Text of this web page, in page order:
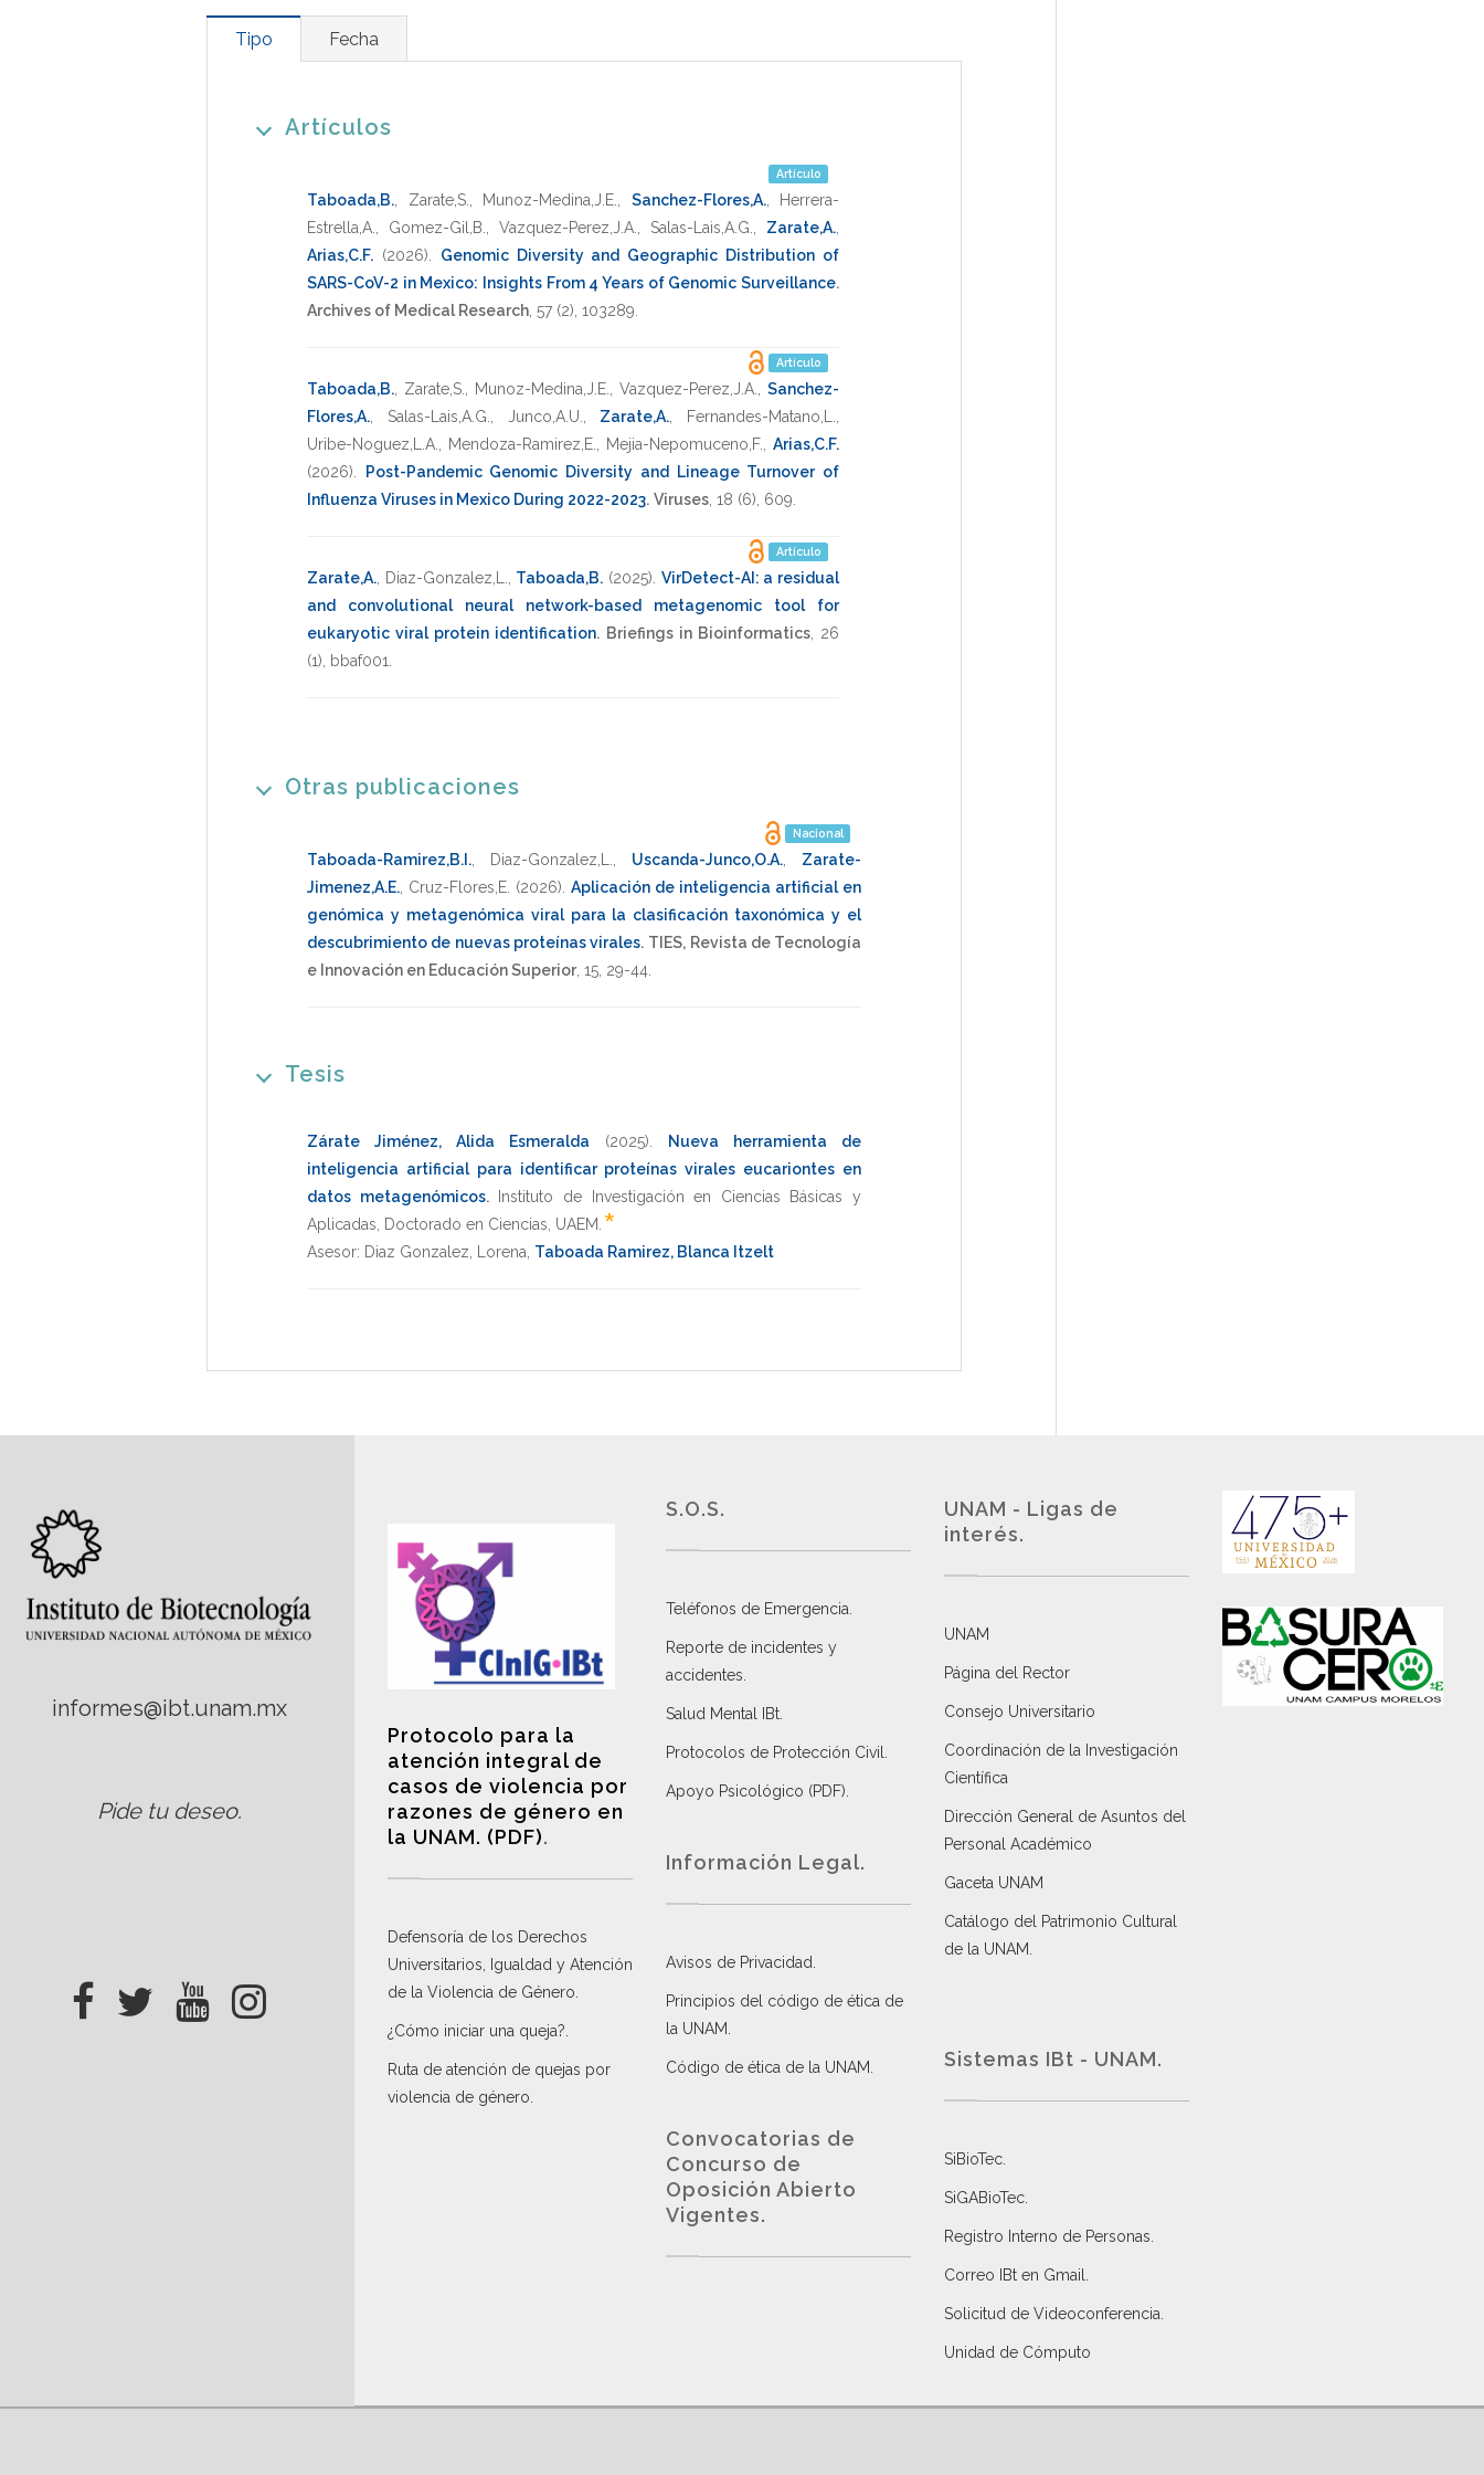
Tipo Fecha
Artículos
Artículo
Taboada,B. Zarate,S. Munoz-Medina,J.E. Sanchez-Flores,A.,
Herrera-
Estrella,A.
Gomez-Gil,B. Vazquez-Perez,J.A. Salas-Lais,A.G. Zarate,A.
Arias,C.F. (2026)
Genomic Diversity and Geographic Distribution of
SARS-CoV-2 in Mexico: Insights From 4 Years of Genomic Surveillance.
Archives of Medical Research 57 (2), 103289
Artículo
Taboada,B. Zarate,S. Munoz-Medina,J.E. Vazquez-Perez,J.A.
Sanchez-
Flores,A.
Salas-Lais,A.G. Junco,A.U. Zarate,A. Fernandes-Matano,L.
Uribe-Noguez,L.A.
Mendoza-Ramirez,E. Mejia-Nepomuceno,F.
Arias,C.F.
(2026)
Post-Pandemic Genomic Diversity and Lineage Turnover of
Influenza Viruses in Mexico During 2022-2023. Viruses 18 (6), 609
Artículo
Zarate,A. Diaz-Gonzalez,L. Taboada,B. (2025) VirDetect-AI: a residual
and convolutional neural network-based metagenomic tool for
eukaryotic viral protein identification. Briefings in Bioinformatics
26
(1),
bbaf001
Otras publicaciones
Nacional
Taboada-Ramirez,B.I. Diaz-Gonzalez,L. Uscanda-Junco,O.A.
Zarate-
Jimenez,A.E. Cruz-Flores,E. (2026) Aplicación de inteligencia artificial en
genómica y metagenómica viral para la clasificación taxonómica y el
descubrimiento de nuevas proteínas virales. TIES, Revista de Tecnología
e Innovación en Educación Superior, 15, 29-44
Tesis
Zárate Jiménez, Alida Esmeralda (2025)
Nueva herramienta de
inteligencia artificial para identificar proteínas virales eucariontes en
datos metagenómicos.
Instituto de Investigación en Ciencias Básicas y
Aplicadas
Doctorado en Ciencias UAEM *
Asesor: Diaz Gonzalez, Lorena Taboada Ramirez, Blanca Itzelt
informes@ibt.unam.mx
Pide tu deseo.
Protocolo para la
atención integral de
casos de violencia por
razones de género en
la UNAM. (PDF).
Defensoría de los Derechos
Universitarios, Igualdad y Atención
de la Violencia de Género
¿Cómo iniciar una queja?
Ruta de atención de quejas por
violencia de género
S.O.S.
Teléfonos de Emergencia.
Reporte de incidentes y
accidentes
Salud Mental IBt
Protocolos de Protección Civil
Apoyo Psicológico (PDF)
Información Legal.
Avisos de Privacidad
Principios del código de ética de
la UNAM
Código de ética de la UNAM
Convocatorias de
Concurso de
Oposición Abierto
Vigentes.
UNAM - Ligas de
interés.
UNAM
Página del Rector
Consejo Universitario
Coordinación de la Investigación
Científica
Dirección General de Asuntos del
Personal Académico
Gaceta UNAM
Catálogo del Patrimonio Cultural
de la UNAM.
Sistemas IBt - UNAM.
SiBioTec
SiGABioTec.
Registro Interno de Personas
Correo IBt en Gmail
Solicitud de Videoconferencia.
Unidad de Cómputo